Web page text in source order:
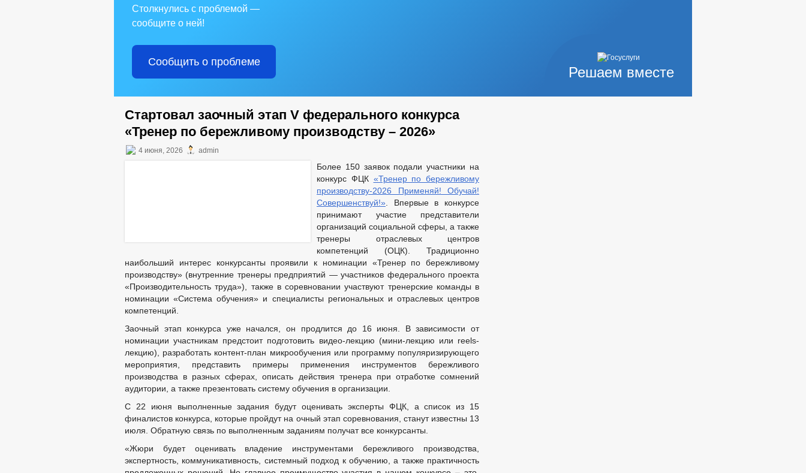
Решаем вместе
Столкнулись с проблемой —
сообщите о ней!
Сообщить о проблеме
Стартовал заочный этап V федерального конкурса
«Тренер по бережливому производству – 2026»
4 июня, 2026 admin
Более 150 заявок подали участники на
конкурс ФЦК «Тренер по бережливому
производству-2026 Применяй! Обучай!
Совершенствуй!» . Впервые в конкурсе
принимают участие представители
организаций социальной сферы, а также
тренеры отраслевых центров
компетенций (ОЦК). Традиционно
наибольший интерес конкурсанты проявили к номинации «Тренер по бережливому
производству» (внутренние тренеры предприятий — участников федерального проекта
«Производительность труда»), также в соревновании участвуют тренерские команды в
номинации «Система обучения» и специалисты региональных и отраслевых центров
компетенций.
Заочный этап конкурса уже начался, он продлится до 16 июня. В зависимости от
номинации участникам предстоит подготовить видео-лекцию (мини-лекцию или reels-
лекцию), разработать контент-план микрообучения или программу популяризирующего
мероприятия, представить примеры применения инструментов бережливого
производства в разных сферах, описать действия тренера при отработке сомнений
аудитории, а также презентовать систему обучения в организации.
С 22 июня выполненные задания будут оценивать эксперты ФЦК, а список из 15
финалистов конкурса, которые пройдут на очный этап соревнования, станут известны 13
июля. Обратную связь по выполненным заданиям получат все конкурсанты.
«Жюри будет оценивать владение инструментами бережливого производства,
экспертность, коммуникативность, системный подход к обучению, а также практичность